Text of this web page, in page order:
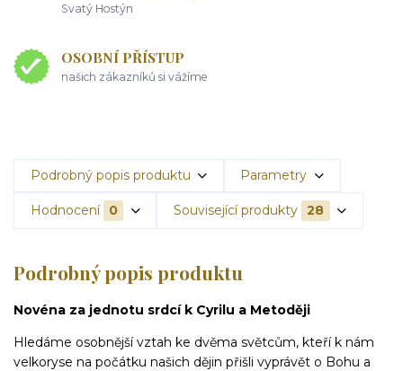
Svatý Hostýn
OSOBNÍ PŘÍSTUP
našich zákazníků si vážíme
Podrobný popis produktu Parametry
Hodnocení 0 Související produkty 28
Podrobný popis produktu
Novéna za jednotu srdcí k Cyrilu a Metoději
Hledáme osobnější vztah ke dvěma světcům, kteří k nám
velkoryse na počátku našich dějin přišli vyprávět o Bohu a